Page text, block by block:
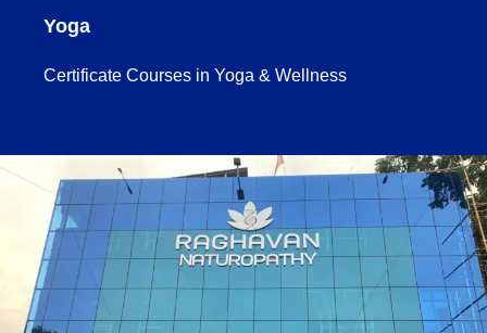
Yoga
Certificate Courses in Yoga & Wellness